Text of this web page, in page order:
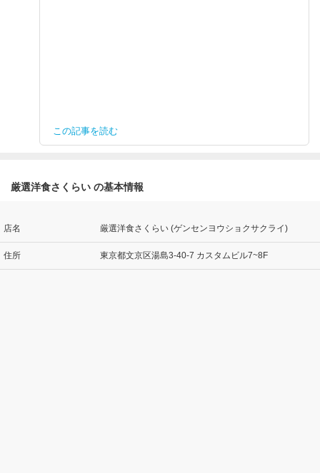
この記事を読む
厳選洋食さくらい の基本情報
店名 厳選洋食さくらい (ゲンセンヨウショクサクライ)
住所 東京都文京区湯島3-40-7 カスタムビル7~8F